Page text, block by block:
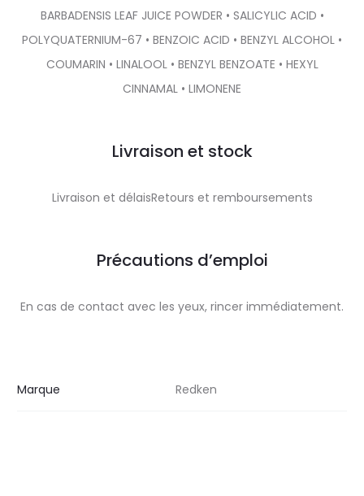
BARBADENSIS LEAF JUICE POWDER • SALICYLIC ACID •
POLYQUATERNIUM-67 • BENZOIC ACID • BENZYL ALCOHOL •
COUMARIN • LINALOOL • BENZYL BENZOATE • HEXYL
CINNAMAL • LIMONENE
Livraison et stock
Livraison et délaisRetours et remboursements
Précautions d’emploi
En cas de contact avec les yeux, rincer immédiatement.
Marque Redken